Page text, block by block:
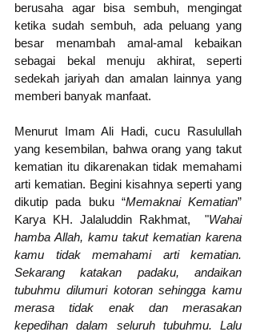
berusaha agar bisa sembuh, mengingat
ketika sudah sembuh, ada peluang yang
besar menambah amal-amal kebaikan
sebagai bekal menuju akhirat, seperti
sedekah jariyah dan amalan lainnya yang
memberi banyak manfaat.
Menurut Imam Ali Hadi, cucu Rasulullah
yang kesembilan, bahwa orang yang takut
kematian itu dikarenakan tidak memahami
arti kematian. Begini kisahnya seperti yang
dikutip pada buku “Memaknai Kematian”
Karya KH. Jalaluddin Rakhmat,  "Wahai
hamba Allah, kamu takut kematian karena
kamu tidak memahami arti kematian.
Sekarang katakan padaku, andaikan
tubuhmu dilumuri kotoran sehingga kamu
merasa tidak enak dan merasakan
kepedihan dalam seluruh tubuhmu. Lalu